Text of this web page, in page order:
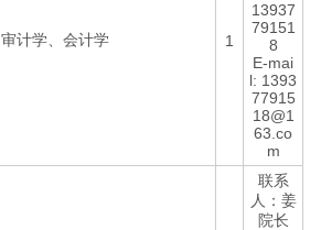
审计学、会计学 1
13937
79151
8
E-mai
l: 1393
77915
18@1
63.co
m
联系
人：姜
院长